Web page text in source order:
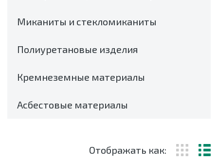
Отображать как:
Миканиты и стекломиканиты
Полиуретановые изделия
Кремнеземные материалы
Асбестовые материалы